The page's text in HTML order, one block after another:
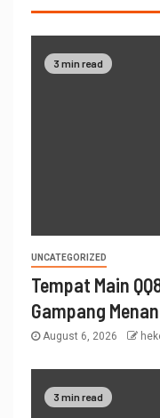
3 min read
UNCATEGORIZED
Tempat Main
Gampang
August 6, 2026
3 min read